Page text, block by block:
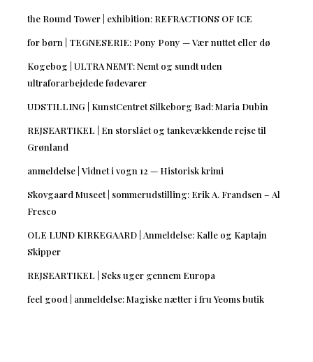
the Round Tower | exhibition: REFRACTIONS OF ICE
for børn | TEGNESERIE: Pony Pony — Vær nuttet eller dø
Kogebog | ULTRA NEMT: Nemt og sundt uden
ultraforarbejdede fødevarer
UDSTILLING | KunstCentret Silkeborg Bad: Maria Dubin
REJSEARTIKEL | En storslået og tankevækkende rejse til
Grønland
anmeldelse | Vidnet i vogn 12 — Historisk krimi
Skovgaard Museet | sommerudstilling: Erik A. Frandsen – Al
Fresco
OLE LUND KIRKEGAARD | Anmeldelse: Kalle og Kaptajn
Skipper
REJSEARTIKEL | Seks uger gennem Europa
feel good | anmeldelse: Magiske nætter i fru Yeoms butik